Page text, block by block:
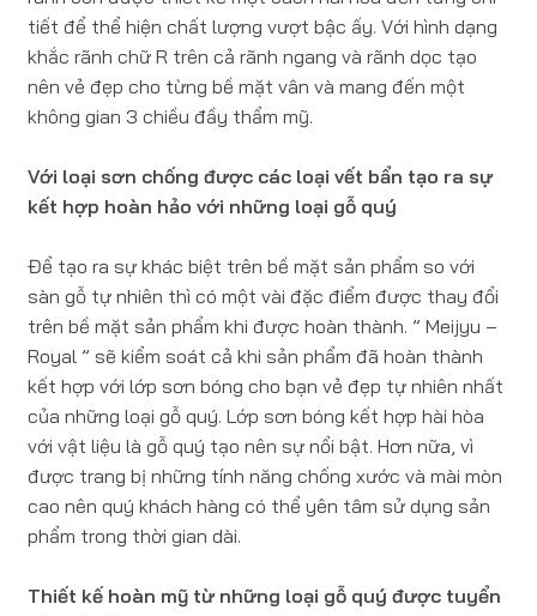
tiết để thể hiện chất lượng vượt bậc ấy. Với hình dạng
khắc rãnh chữ R trên cả rãnh ngang và rãnh dọc tạo
nên vẻ đẹp cho từng bề mặt vân và mang đến một
không gian 3 chiều đầy thẩm mỹ.
Với loại sơn chống được các loại vết bẩn tạo ra sự
kết hợp hoàn hảo với những loại gỗ quý
Để tạo ra sự khác biệt trên bề mặt sản phẩm so với
sàn gỗ tự nhiên thì có một vài đặc điểm được thay đổi
trên bề mặt sản phẩm khi được hoàn thành. ” Meijyu –
Royal ” sẽ kiểm soát cả khi sản phẩm đã hoàn thành
kết hợp với lớp sơn bóng cho bạn vẻ đẹp tự nhiên nhất
của những loại gỗ quý. Lớp sơn bóng kết hợp hài hòa
với vật liệu là gỗ quý tạo nên sự nổi bật. Hơn nữa, vì
được trang bị những tính năng chống xước và mài mòn
cao nên quý khách hàng có thể yên tâm sử dụng sản
phẩm trong thời gian dài.
Thiết kế hoàn mỹ từ những loại gỗ quý được tuyển